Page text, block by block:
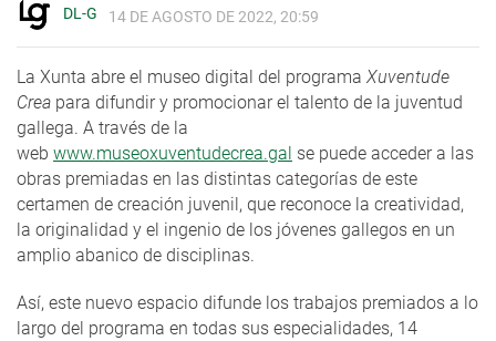
DL-G 14 DE AGOSTO DE 2022, 20:59
La Xunta abre el museo digital del programa Xuventude
Crea para difundir y promocionar el talento de la juventud
gallega. A través de la
web www.museoxuventudecrea.gal se puede acceder a las
obras premiadas en las distintas categorías de este
certamen de creación juvenil, que reconoce la creatividad,
la originalidad y el ingenio de los jóvenes gallegos en un
amplio abanico de disciplinas.
Así, este nuevo espacio difunde los trabajos premiados a lo
largo del programa en todas sus especialidades, 14